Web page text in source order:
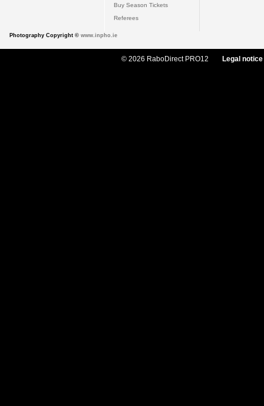
Buy Season Tickets
Referees
Photography Copyright © www.inpho.ie
© 2026 RaboDirect PRO12 Legal notice